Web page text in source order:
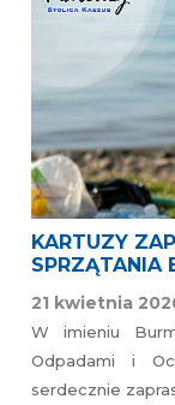
KARTUZY
SPRZĄTANIA
21 kwietnia
W imieniu
Odpadami i
serdecznie